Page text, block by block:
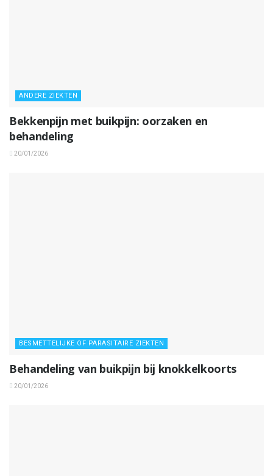
ANDERE ZIEKTEN
Bekkenpijn met buikpijn: oorzaken en
behandeling
20/01/2026
BESMETTELIJKE OF PARASITAIRE ZIEKTEN
Behandeling van buikpijn bij knokkelkoorts
20/01/2026